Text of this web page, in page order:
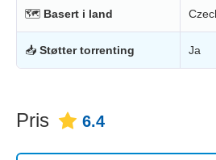
🗺 Basert i land
📥 Støtter torrenting Ja
Pris 6.4